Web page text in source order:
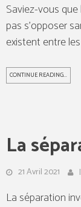
Saviez-vous
pas s’opposer
existent entre
CONTINUE READING...
La
21 Avril 2021
La séparation